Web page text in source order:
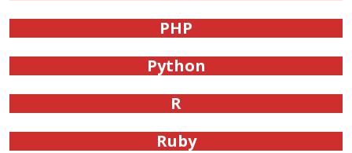
PHP
Python
R
Ruby